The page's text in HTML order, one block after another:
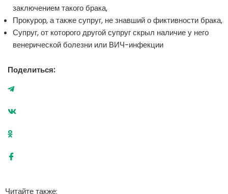
заключением такого брака,
Прокурор, а также супруг, не знавший о фиктивности брака,
Супруг, от которого другой супруг скрыл наличие у него
венерической болезни или ВИЧ-инфекции
Поделиться:
Читайте также: